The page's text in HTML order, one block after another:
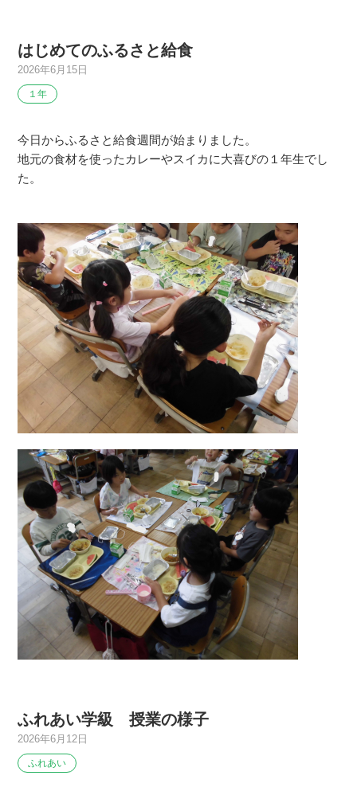
はじめてのふるさと給食
2026年6月15日
１年
今日からふるさと給食週間が始まりました。
地元の食材を使ったカレーやスイカに大喜びの１年生でし
た。
ふれあい学級 授業の様子
2026年6月12日
ふれあい